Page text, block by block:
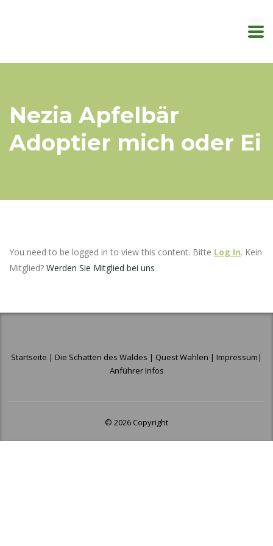
Nezia Apfelbär
Adoptier mich oder Ei
You need to be logged in to view this content. Bitte Log In. Kein
Mitglied? Werden Sie Mitglied bei uns
Startseite | Die Schatten des Waldes | Quest Wahlen | Impressum |
Anführer Infos
© 2026 Copyright